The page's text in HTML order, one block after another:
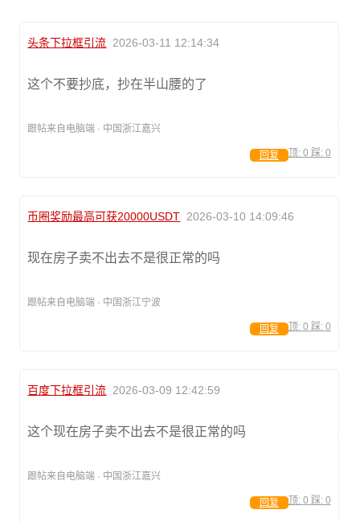
头条下拉框引流 2026-03-11 12:14:34
这个不要抄底，抄在半山腰的了
跟帖来自电脑端 · 中国浙江嘉兴
顶: 0 踩: 0
回复
币圈奖励最高可获20000USDT 2026-03-10 14:09:46
现在房子卖不出去不是很正常的吗
跟帖来自电脑端 · 中国浙江宁波
顶: 0 踩: 0
回复
百度下拉框引流 2026-03-09 12:42:59
这个现在房子卖不出去不是很正常的吗
跟帖来自电脑端 · 中国浙江嘉兴
顶: 0 踩: 0
回复